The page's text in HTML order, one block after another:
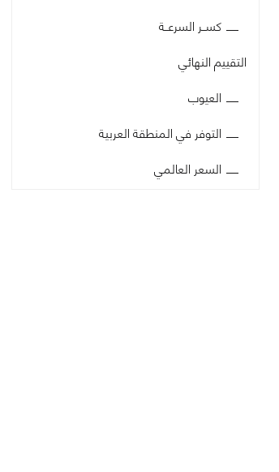
كســر السرعــة
التقييم النهائي
العيوب
التوفر في المنطقة العربية
السعر العالمي